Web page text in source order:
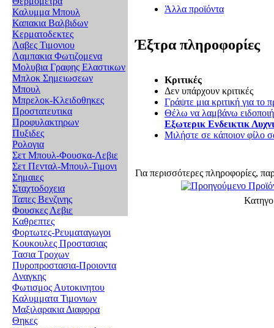
Καλυμμα Μπουλ
Καπακια Βαλβιδων
Κερματοδεκτες
Λαβες Τιμονιου
Λαμπακια Φωτιζομενα
Μολυβια Γραφης Ελαστικων
Μπλοκ Σημειωσεων
Μπουλ
Μπρελοκ-Κλειδοθηκες
Προστατευτικα
Προφυλακτηρων
Πυξιδες
Ρολογια
Σετ Μπουλ-Φουσκα-Λεβιε
Σετ Πενταλ-Μπουλ-Τιμονι
Σημαιες
Σταχτοδοχεια
Ταπες Βενζινης
Φουσκες Λεβιε
Καθρεπτες
Φορτωτες-Ρευματαγωγοι
Κουκουλες Προστασιας
Τασια Τροχων
Πυροπροστασια-Προιοντα
Αναγκης
Φωτισμος Αυτοκινητου
Καλυμματα Τιμονιων
Μαξιλαρακια Διαφορα
Θηκες
Άλλα προϊόντα
Έξτρα πληροφορίες
Κριτικές
Δεν υπάρχουν κριτικές
Γράψτε μια κριτική για το
Θέλω να λαμβάνω
Εξωτερικ Ενδεικτικ
Μιλήστε σε κάποιον φίλο
Για περισσότερες πληροφορίες,